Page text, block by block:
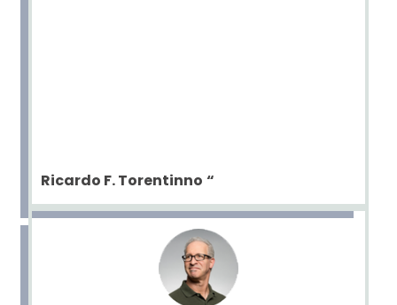
Ricardo F. Torentinno “